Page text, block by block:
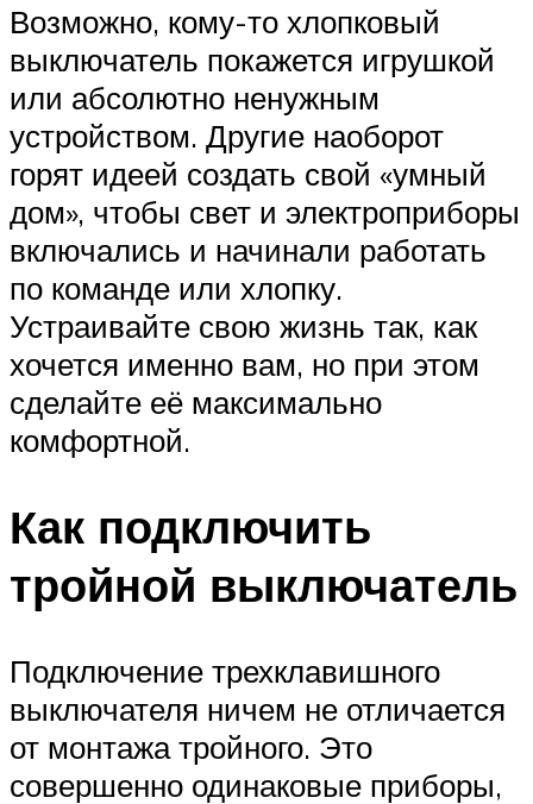
Возможно, кому-то хлопковый
выключатель покажется игрушкой
или абсолютно ненужным
устройством. Другие наоборот
горят идеей создать свой «умный
дом», чтобы свет и электроприборы
включались и начинали работать
по команде или хлопку.
Устраивайте свою жизнь так, как
хочется именно вам, но при этом
сделайте её максимально
комфортной.
Как подключить
тройной выключатель
Подключение трехклавишного
выключателя ничем не отличается
от монтажа тройного. Это
совершенно одинаковые приборы,